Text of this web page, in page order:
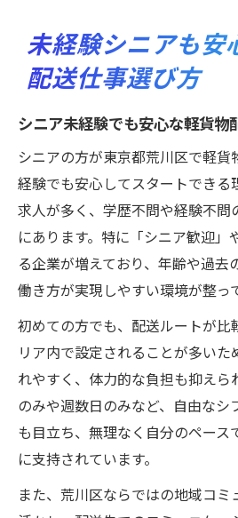
未経験シニアも安
配送仕事選び方
シニア未経験でも安心な軽貨物
シニアの方が東京都荒川区で軽貨
経験でも安心してスタートできる
求人が多く、学歴不問や経験不問
にあります。特に「シニア歓迎」
る企業が増えており、年齢や過去
働き方が実現しやすい環境が整っ
初めての方でも、配送ルートが比
リア内で設定されることが多い
れやすく、体力的な負担も抑えら
のみや週数日のみなど、自由なシ
も目立ち、無理なく自分のペース
に支持されています。
また、荒川区ならではの地域コミ